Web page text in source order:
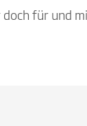
für und